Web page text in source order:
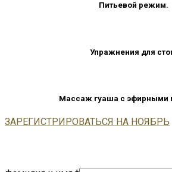
Питьевой режим.
Упражнения для
Массаж гуаша с эфирными
ЗАРЕГИСТРИРОВАТЬСЯ НА НОЯБРЬ